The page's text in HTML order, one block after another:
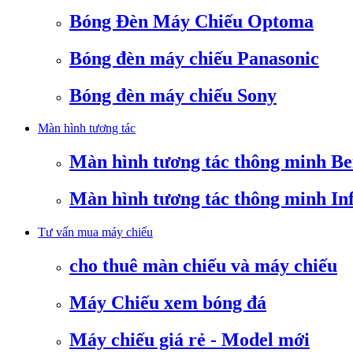
Bóng Đèn Máy Chiếu Optoma
Bóng đèn máy chiếu Panasonic
Bóng đèn máy chiếu Sony
Màn hình tương tác
Màn hình tương tác thông minh
Màn hình tương tác thông minh
Tư vấn mua máy chiếu
cho thuê màn chiếu và máy chiếu
Máy Chiếu xem bóng đá
Máy chiếu giá rẻ - Model mới